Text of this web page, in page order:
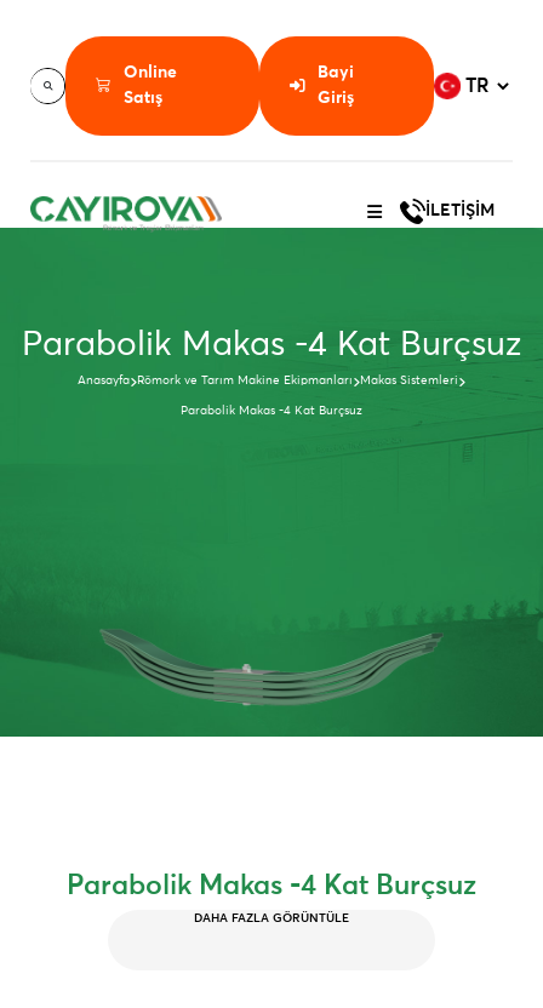
Online
Satış
Bayi
Giriş
İLETİŞİM
Parabolik Makas -4 Kat Burçsuz
Anasayfa Römork ve Tarım Makine Ekipmanları Makas Sistemleri
Parabolik Makas -4 Kat Burçsuz
Parabolik Makas -4 Kat Burçsuz
DAHA FAZLA GÖRÜNTÜLE